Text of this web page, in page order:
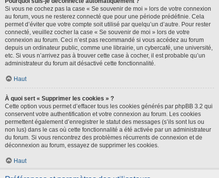
Si vous ne cochez pas la case « Se souvenir de moi » lors de votre connexion
au forum, vous ne resterez connecté que pour une période prédéfinie. Cela
permet d’éviter que votre compte soit utilisé par quelqu’un d’autre. Pour rester
connecté, veuillez cocher la case « Se souvenir de moi » lors de votre
connexion au forum. Ceci n’est pas recommandé si vous accédez au forum
depuis un ordinateur public, comme une librairie, un cybercafé, une université,
etc. Si vous n’arrivez pas à trouver cette case à cocher, il est probable qu’un
administrateur du forum ait désactivé cette fonctionnalité.
Haut
À quoi sert « Supprimer les cookies » ?
Cette option vous permet d’effacer tous les cookies générés par phpBB 3.2 qui
conservent votre authentification et votre connexion au forum. Les cookies
permettent également d’enregistrer le statut des messages (s’ils sont lus ou
non lus) dans le cas où cette fonctionnalité a été activée par un administrateur
du forum. Si vous rencontrez des problèmes récurrents de connexion et de
déconnexion au forum, essayez de supprimer les cookies.
Haut